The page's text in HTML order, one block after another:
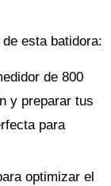
esta batidora:
de 800
y preparar tus
para
optimizar el